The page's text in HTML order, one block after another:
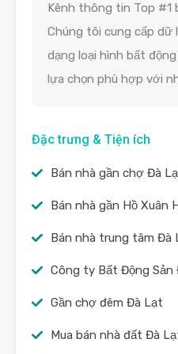
Kênh thông tin Top #1
Chúng tôi cung cấp dữ
dạng loại hình bất
lựa chọn phù hợp với
Đặc trưng & Tiện ích
Bán nhà gần chợ Đà
Bán nhà gần Hồ Xuân
Bán nhà trung tâm Đà
Công ty Bất Động Sản
Gần chợ đêm Đà Lạt
Mua bán nhà đất Đà